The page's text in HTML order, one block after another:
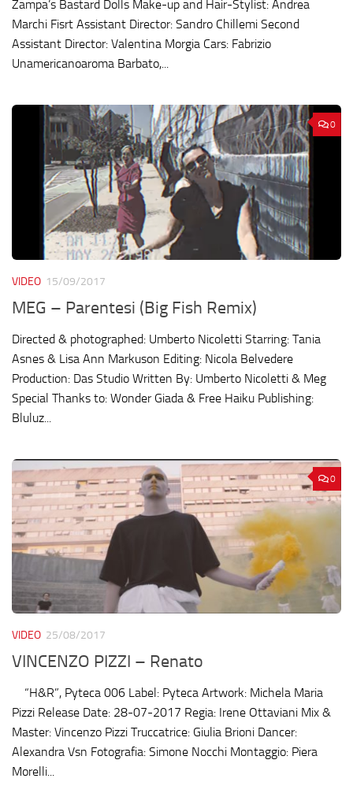
Zampa’s Bastard Dolls Make-up and Hair-Stylist: Andrea
Marchi Fisrt Assistant Director: Sandro Chillemi Second
Assistant Director: Valentina Morgia Cars: Fabrizio
Unamericanoaroma Barbato,...
0
VIDEO 15/09/2017
MEG – Parentesi (Big Fish Remix)
Directed & photographed: Umberto Nicoletti Starring: Tania
Asnes & Lisa Ann Markuson Editing: Nicola Belvedere
Production: Das Studio Written By: Umberto Nicoletti & Meg
Special Thanks to: Wonder Giada & Free Haiku Publishing:
Bluluz...
0
VIDEO 25/08/2017
VINCENZO PIZZI – Renato
“H&R”, Pyteca 006 Label: Pyteca Artwork: Michela Maria
Pizzi Release Date: 28-07-2017 Regia: Irene Ottaviani Mix &
Master: Vincenzo Pizzi Truccatrice: Giulia Brioni Dancer:
Alexandra Vsn Fotografia: Simone Nocchi Montaggio: Piera
Morelli...